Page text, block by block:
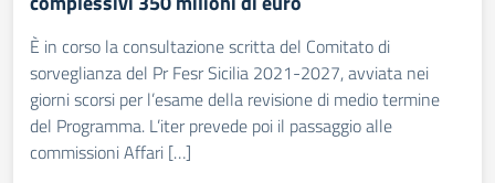
È in corso la consultazione scritta del Comitato di
sorveglianza del Pr Fesr Sicilia 2021-2027, avviata nei
giorni scorsi per l’esame della revisione di medio termine
del Programma. L’iter prevede poi il passaggio alle
commissioni Affari […]